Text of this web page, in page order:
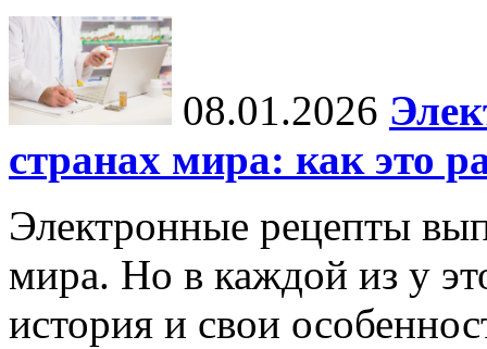
08.01.2026
странах мира: как это
Электронные рецепты
мира. Но в каждой из у
история и свои